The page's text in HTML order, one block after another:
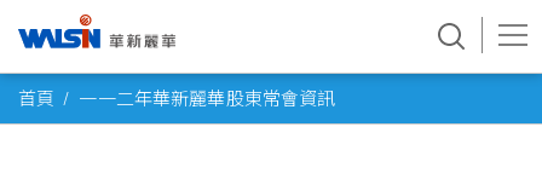
首頁 一一二年華新麗華股東常會資訊